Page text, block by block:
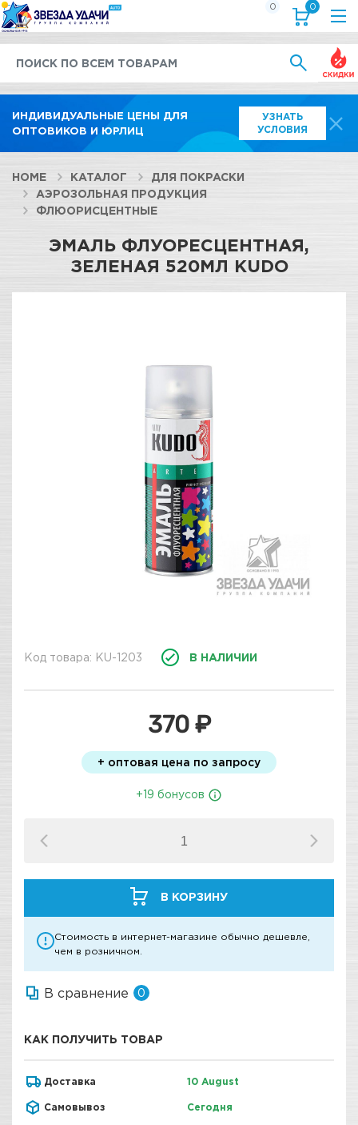
ИНДИВИДУАЛЬНЫЕ ЦЕНЫ ДЛЯ
ОПТОВИКОВ И ЮРЛИЦ
УЗНАТЬ
УСЛОВИЯ
0 0
HOME КАТАЛОГ
ДЛЯ ПОКРАСКИ
АЭРОЗОЛЬНАЯ ПРОДУКЦИЯ
ФЛЮОРИСЦЕНТНЫЕ
ЭМАЛЬ ФЛУОРЕСЦЕНТНАЯ,
ЗЕЛЕНАЯ 520МЛ KUDO
Код товара: KU-1203 В НАЛИЧИИ
370 ₽
+ оптовая цена по запросу
+19 бонусов
В КОРЗИНУ
Стоимость в интернет-магазине обычно дешевле,
чем в розничном.
В сравнение 0
КАК ПОЛУЧИТЬ ТОВАР
Доставка 10 August
Самовывоз Сегодня